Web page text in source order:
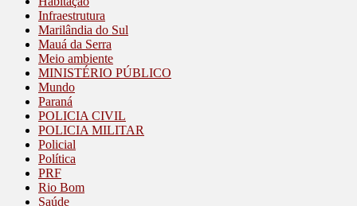
Infraestrutura
Marilândia do Sul
Mauá da Serra
Meio ambiente
MINISTÉRIO PÚBLICO
Mundo
Paraná
POLICIA CIVIL
POLICIA MILITAR
Policial
Política
PRF
Rio Bom
Saúde